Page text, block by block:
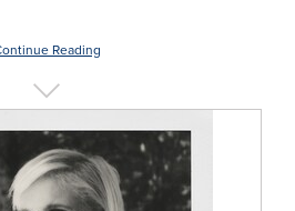
Reading